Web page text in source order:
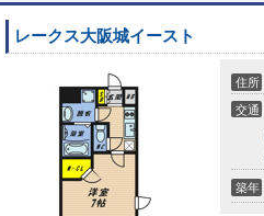
レークス大阪城イースト
住所
交通
築年